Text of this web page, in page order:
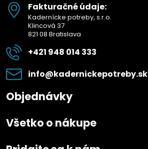
Fakturačné údaje:
Kadernícke potreby, s.r.o.
Klincová 37
821 08 Bratislava
+421 948 014 333
info​@kadernickepotreby​.sk
Objednávky
Všetko o nákupe